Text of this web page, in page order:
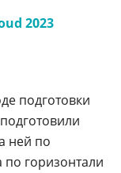
2023
подготовки
ней по
горизонтали